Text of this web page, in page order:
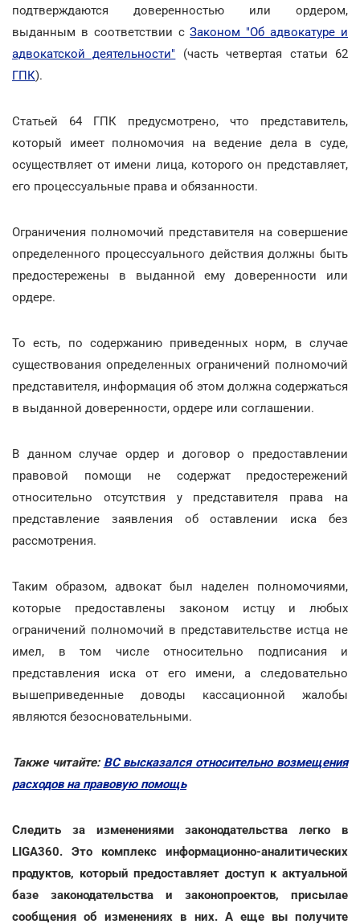
подтверждаются доверенностью или ордером,
выданным в соответствии сЗаконом "Об адвокатуре и
адвокатской деятельности" (часть четвертая статьи 62
ГПК).
Статьей 64 ГПК предусмотрено, что представитель,
который имеет полномочия на ведение дела в суде,
осуществляет от имени лица, которого он представляет,
его процессуальные права и обязанности.
Ограничения полномочий представителя на совершение
определенного процессуального действия должны быть
предостережены в выданной ему доверенности или
ордере.
То есть, по содержанию приведенных норм, в случае
существования определенных ограничений полномочий
представителя, информация об этом должна содержаться
в выданной доверенности, ордере или соглашении.
В данном случае ордер и договор о предоставлении
правовой помощи не содержат предостережений
относительно отсутствия у представителя права на
представление заявления об оставлении иска без
рассмотрения.
Таким образом, адвокат был наделен полномочиями,
которые предоставлены законом истцу и любых
ограничений полномочий в представительстве истца не
имел, в том числе относительно подписания и
представления иска от его имени, а следовательно
вышеприведенные доводы кассационной жалобы
являются безосновательными.
Также читайте: ВС высказался относительно возмещения
расходов на правовую помощь
Следить за изменениями законодательства легко в
LIGA360. Это комплекс информационно-аналитических
продуктов, который предоставляет доступ к актуальной
базе законодательства и законопроектов, присылае
сообщения об изменениях в них. А еще вы получите